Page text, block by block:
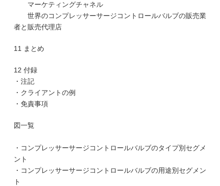
マーケティングチャネル
世界のコンプレッサーサージコントロールバルブの販売業
者と販売代理店
11 まとめ
12 付録
・注記
・クライアントの例
・免責事項
図一覧
・コンプレッサーサージコントロールバルブのタイプ別セグメ
ント
・コンプレッサーサージコントロールバルブの用途別セグメン
ト